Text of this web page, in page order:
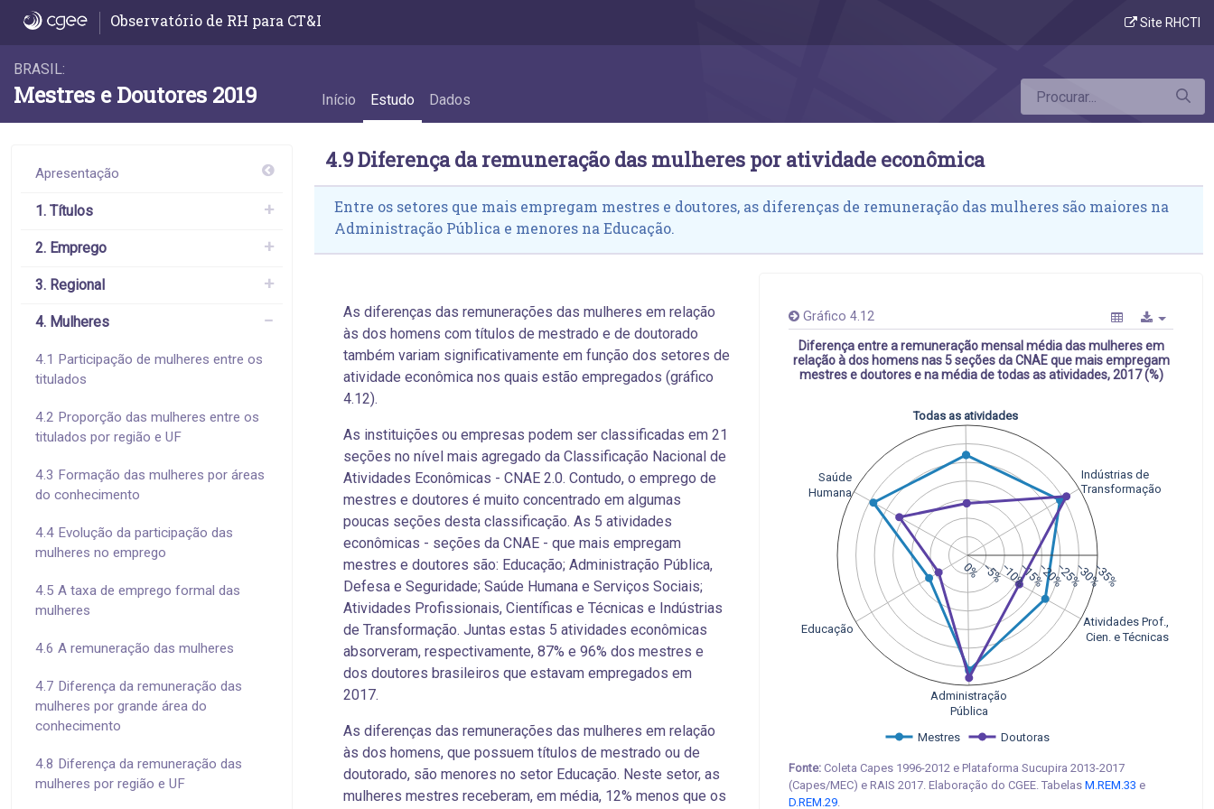
4.9 Diferença da remuneração das mulheres por atividade econômica - 4.9 Diferença da remuneração das mulheres por
Observatório de RH para CT&I Site RHCTI
BRASIL:
Mestres e Doutores 2019 Início Estudo Dados
Apresentação
1. Títulos
2. Emprego
3. Regional
4. Mulheres
4.1 Participação de mulheres entre os
titulados
4.2 Proporção das mulheres entre os
titulados por região e UF
4.3 Formação das mulheres por áreas
do conhecimento
4.4 Evolução da participação das
mulheres no emprego
4.5 A taxa de emprego formal das
mulheres
4.6 A remuneração das mulheres
4.7 Diferença da remuneração das
mulheres por grande área do
conhecimento
4.8 Diferença da remuneração das
mulheres por região e UF
4.9 Diferença da remuneração das mulheres por atividade econômica
Entre os setores que mais empregam mestres e doutores, as diferenças de remuneração das mulheres são maiores na
Administração Pública e menores na Educação.
As diferenças das remunerações das mulheres em relação
às dos homens com títulos de mestrado e de doutorado
também variam significativamente em função dos setores de
atividade econômica nos quais estão empregados (gráfico
4.12).
As instituições ou empresas podem ser classificadas em 21
seções no nível mais agregado da Classificação Nacional de
Atividades Econômicas - CNAE 2.0. Contudo, o emprego de
mestres e doutores é muito concentrado em algumas
poucas seções desta classificação. As 5 atividades
econômicas - seções da CNAE - que mais empregam
mestres e doutores são: Educação; Administração Pública,
Defesa e Seguridade; Saúde Humana e Serviços Sociais;
Atividades Profissionais, Científicas e Técnicas e Indústrias
de Transformação. Juntas estas 5 atividades econômicas
absorveram, respectivamente, 87% e 96% dos mestres e
dos doutores brasileiros que estavam empregados em
2017.
As diferenças das remunerações das mulheres em relação
às dos homens, que possuem títulos de mestrado ou de
doutorado, são menores no setor Educação. Neste setor, as
mulheres mestres receberam, em média, 12% menos que os
Gráfico 4.12
Diferença entre a remuneração mensal média das mulheres em
relação à dos homens nas 5 seções da CNAE que mais empregam
mestres e doutores e na média de todas as atividades, 2017 (%)
Todas as atividades
Saúde
Humana
Educação
Administração
Pública
Atividades Prof.,
Cien. e Técnicas
Indústrias de
Transformação
0%−5%−10%−15%−20%−25%−30%−35%
Mestres Doutoras
Fonte: Coleta Capes 1996-2012 e Plataforma Sucupira 2013-2017
(Capes/MEC) e RAIS 2017. Elaboração do CGEE. Tabelas M.REM.33 e
D.REM.29.